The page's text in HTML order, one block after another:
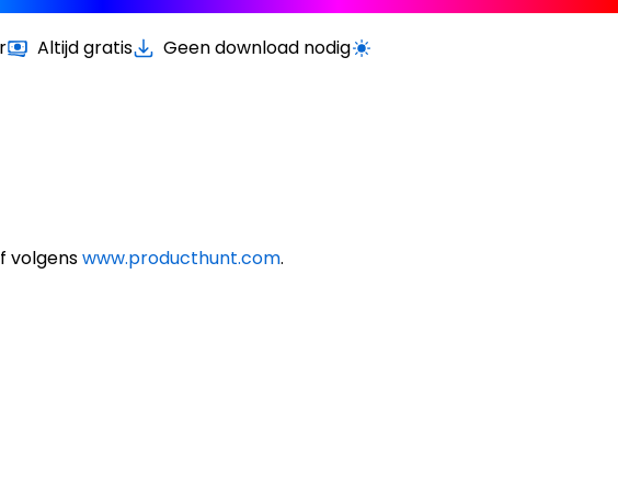
Altijd gratis Geen download nodigSchakel licht/donker modus
volgenswww.producthunt.com.